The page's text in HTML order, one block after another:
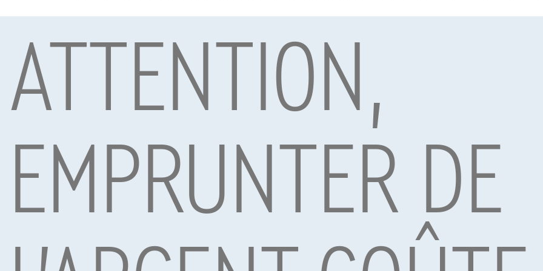
Sous réserve d’acceptation de votre demande de crédit par Alpha Credit s.a., prêteur, Montagne du Parc 8/3, 1000 Bruxelles, TVA
Mobility S.A., agent in bijkomstige hoedanigheid, Boulevard Albert II 4, B12, 1000 Brussel, BTW BE 1003.765.106, BE93 0019 6639
Voitures les plus populaires
ATTENTION,
EMPRUNTER DE